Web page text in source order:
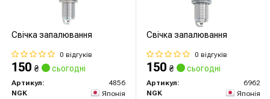
Свічка запалювання
0 відгуків
150 ₴ сьогодні
Артикул:
4856
NGK
Японія
Свічка запалювання
0 відгуків
150 ₴ сьогодні
Артикул:
6962
NGK
Японія